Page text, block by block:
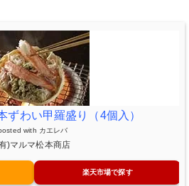
ずわい甲羅盛り（4個入）
with カエレバ
)マルマ松本商店
楽天市場で探す